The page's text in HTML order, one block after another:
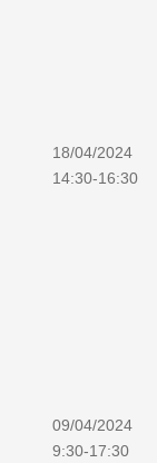
18/04/2024
14:30-16:30
09/04/2024
9:30-17:30